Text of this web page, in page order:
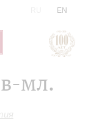
EN
мл.